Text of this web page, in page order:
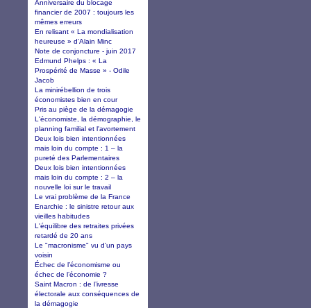
Anniversaire du blocage
financier de 2007 : toujours les
mêmes erreurs
En relisant « La mondialisation
heureuse » d’Alain Minc
Note de conjoncture - juin 2017
Edmund Phelps : « La
Prospérité de Masse » - Odile
Jacob
La minirébellion de trois
économistes bien en cour
Pris au piège de la démagogie
L'économiste, la démographie, le
planning familial et l'avortement
Deux lois bien intentionnées
mais loin du compte : 1 – la
pureté des Parlementaires
Deux lois bien intentionnées
mais loin du compte : 2 – la
nouvelle loi sur le travail
Le vrai problème de la France
Enarchie : le sinistre retour aux
vieilles habitudes
L'équilibre des retraites privées
retardé de 20 ans
Le "macronisme" vu d'un pays
voisin
Échec de l’économisme ou
échec de l’économie ?
Saint Macron : de l’ivresse
électorale aux conséquences de
la démagogie